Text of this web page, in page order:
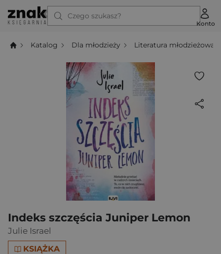
Czego szukasz?
Konto
Katalog Dla młodzieży Literatura młodzieżowa
Indeks szczęścia Juniper Lemon
Julie Israel
KSIĄŻKA